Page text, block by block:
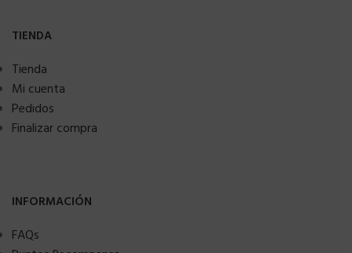
TIENDA
Tienda
Mi cuenta
Pedidos
Finalizar compra
INFORMACIÓN
FAQs